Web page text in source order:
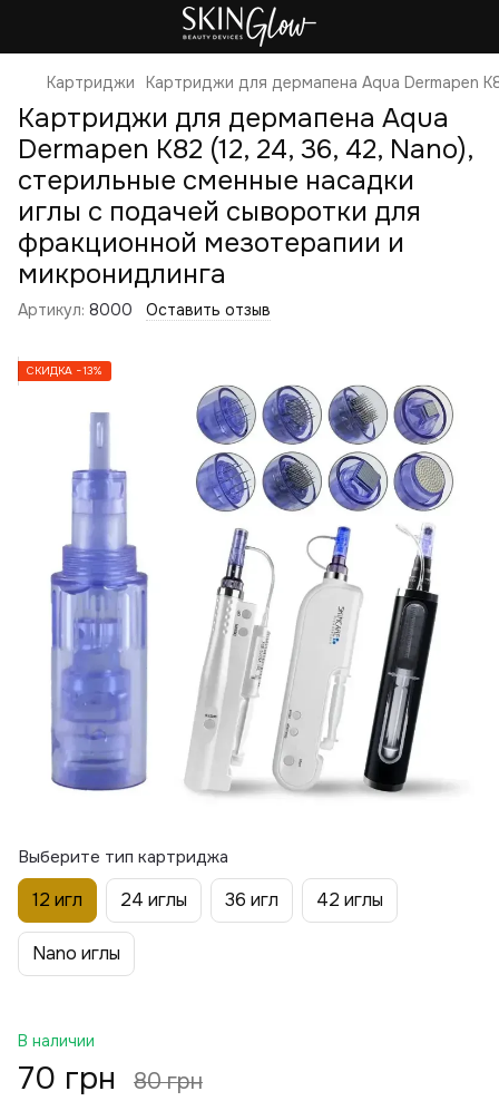
Картриджи Картриджи для дермапена Aqua Dermapen
Картриджи для дермапена Aqua
Dermapen K82 (12, 24, 36, 42, Nano),
стерильные сменные насадки
иглы с подачей сыворотки для
фракционной мезотерапии и
микронидлинга
Артикул: 8000 Оставить отзыв
СКИДКА −13%
Выберите тип картриджа
12 игл 24 иглы 36 игл 42 иглы
Nano иглы
В наличии
70 грн 80 грн